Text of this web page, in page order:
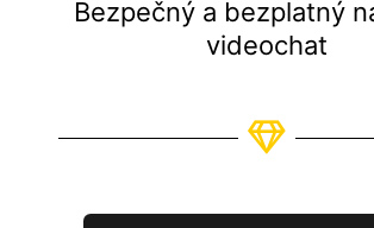
Bezpečný a bezplatný
videochat